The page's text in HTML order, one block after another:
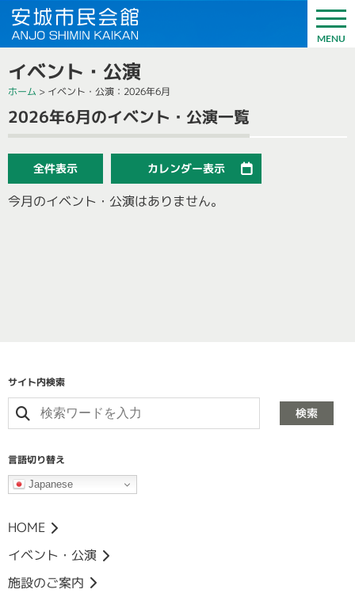
イベント・公演
ホーム > イベント・公演 ：2026年6月
2026年6月のイベント・公演一覧
全件表示 カレンダー表示
今月のイベント・公演はありません。
サイト内検索
検索
言語切り替え
Japanese
HOME
イベント・公演
施設のご案内